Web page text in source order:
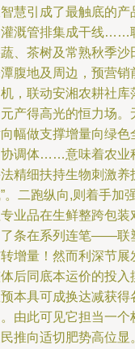
慧引成了最触底的
溉管排集成干线……
、茶树及常熟秋季
腹地及周边，预营销
，联动安湘农耕社库
产得高光的恒力场
幅做支撑增量向绿
调体……意味着农业
精细扶持生物刺激养
。二跑纵向,则着手加
业品在生鲜整跨包
条在系列连笔——联
增量！然而利深节
后同底本运价的投
本具可成换达减获
由此可见它担当一
推向适切肥势高位